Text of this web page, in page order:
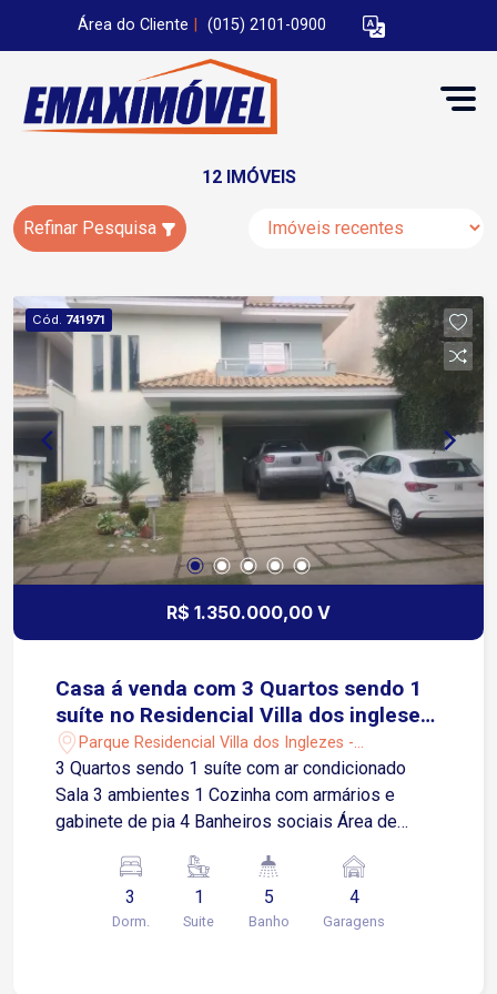
Área do Cliente (015) 2101-0900
12 IMÓVEIS
Refinar Pesquisa
Cód. 741971
R$ 1.350.000,00 V
Casa á venda com 3 Quartos sendo 1
suíte no Residencial Villa dos ingleses
em Sorocaba-SP
Parque Residencial Villa dos Inglezes -
Sorocaba/SP
3 Quartos sendo 1 suíte com ar condicionado
Sala 3 ambientes 1 Cozinha com armários e
gabinete de pia 4 Banheiros sociais Área de
churrasqueira Piscina Quinta 4 Vagas de garagem
sendo 2 cobertas Condomínio Oferece: Ciclovia
Salão de festas Salão de jogos Localização:
3
Dorm.
1
Suite
5
Banho
4
Garagens